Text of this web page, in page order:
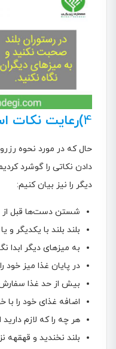
4)رعایت نکات
حال که در مورد نحوه
دادن نکاتی را گوشرد
دیگر را نیز بیان کنیم:
شستن دست‌ها قبل از
بلند بلند با یکدیگر و
به میزهای دیگر ابدا
در پایان غذا میز خود
بیش از حد غذا سفارش
اضافه غذای خود را با
هر چه را که لازم
بلند نخندید و قهقهه